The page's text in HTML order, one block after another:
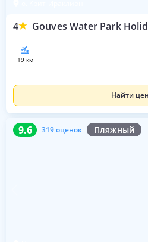
4 Gouves Water Park
19 км
Найти
9.6 319 оценок Пляжный
9.6 319 оценок